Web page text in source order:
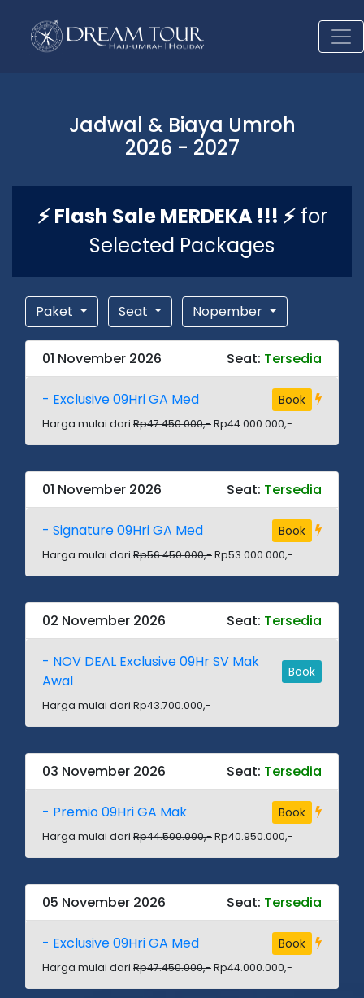
Jadwal & Biaya Umroh
2026 - 2027
⚡ Flash Sale MERDEKA !!! ⚡for
Selected Packages
Paket Seat Nopember
01 November 2026 Seat: Tersedia
- Exclusive 09Hri GA Med Book
Harga mulai dari Rp47.450.000,-Rp44.000.000,-
01 November 2026 Seat: Tersedia
- Signature 09Hri GA Med Book
Harga mulai dari Rp56.450.000,-Rp53.000.000,-
02 November 2026 Seat: Tersedia
- NOV DEAL Exclusive 09Hr SV Mak
Awal
Book
Harga mulai dari Rp43.700.000,-
03 November 2026 Seat: Tersedia
- Premio 09Hri GA Mak Book
Harga mulai dari Rp44.500.000,-Rp40.950.000,-
05 November 2026 Seat: Tersedia
- Exclusive 09Hri GA Med Book
Harga mulai dari Rp47.450.000,-Rp44.000.000,-